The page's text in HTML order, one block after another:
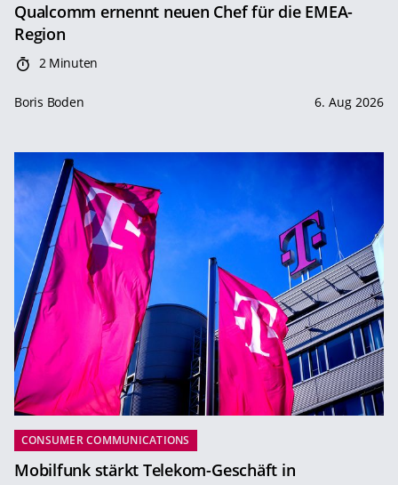
Qualcomm ernennt neuen Chef für die EMEA-
Region
2 Minuten
Boris Boden 6. Aug 2026
CONSUMER COMMUNICATIONS
Mobilfunk stärkt Telekom-Geschäft in